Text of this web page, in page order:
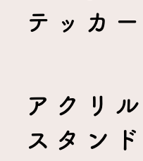
テッカー
アクリル
スタンド